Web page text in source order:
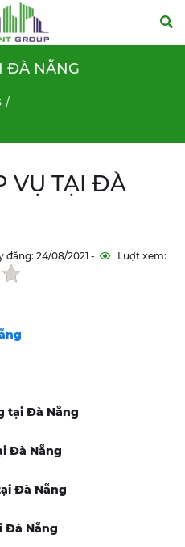
ĐÀ NẴNG
VỤ TẠI ĐÀ
đăng: 24/08/2021 -
Lượt xem:
tại Đà Nẵng
Đà Nẵng
Đà Nẵng
Đà Nẵng